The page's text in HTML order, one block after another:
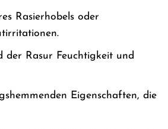
Rasierhobels oder
Rasur Feuchtigkeit und
Eigenschaften, die